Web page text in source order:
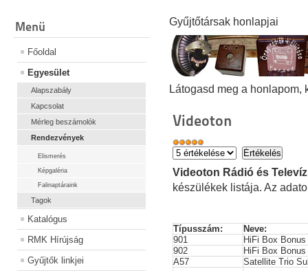
Menü
Főoldal
Egyesület
Alapszabály
Kapcsolat
Mérleg beszámolók
Rendezvények
Elismerés
Képgaléria
Falinaptáraink
Tagok
Katalógus
RMK Hírújság
Gyűjtők linkjei
Gyűjtőtársak honlapjai
Látogasd meg a honlapom,
Videoton
Videoton Rádió és
készülékek listája. Az
Típusszám:
Neve:
901
HiFi Box Bonus
902
HiFi Box Bonus
A57
Satellite Trio